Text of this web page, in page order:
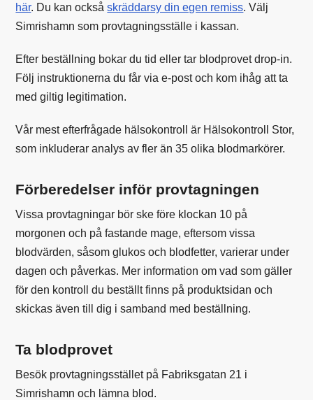
här. Du kan ocksåskräddarsy din egen remiss. Välj
Simrishamn som provtagningsställe i kassan.
Efter beställning bokar du tid eller tar blodprovet drop-in.
Följ instruktionerna du får via e-post och kom ihåg att ta
med giltig legitimation.
Vår mest efterfrågade hälsokontroll är Hälsokontroll Stor,
som inkluderar analys av fler än 35 olika blodmarkörer.
Förberedelser inför provtagningen
Vissa provtagningar bör ske före klockan 10 på
morgonen och på fastande mage, eftersom vissa
blodvärden, såsom glukos och blodfetter, varierar under
dagen och påverkas. Mer information om vad som gäller
för den kontroll du beställt finns på produktsidan och
skickas även till dig i samband med beställning.
Ta blodprovet
Besök provtagningsstället på Fabriksgatan 21 i
Simrishamn och lämna blod.